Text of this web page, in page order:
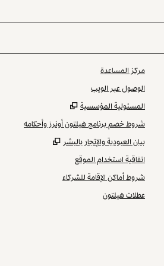
مركز المساعدة
الوصول عبر الويب
المسئولية المؤسسية
شروط خصم برنامج هيلتون أونرز وأحكامه
بيان العبودية والإتجار بالبشر
اتفاقية استخدام الموقع
شروط أماكن الإقامة للشركاء
عطلات هيلتون